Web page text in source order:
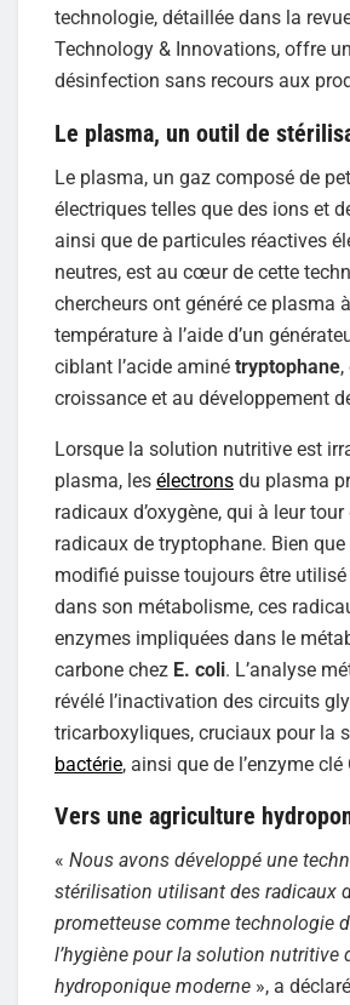
technologie, détaillée dans la
Technology & Innovations, offre
désinfection sans recours aux
Le plasma, un outil de
Le plasma, un gaz composé de
électriques telles que des ions et
ainsi que de particules réactives
neutres, est au cœur de cette
chercheurs ont généré ce plasma
température à l’aide d’un
ciblant l’acide aminé tryptophane
croissance et au développement
Lorsque la solution nutritive est
plasma, les électrons du plasma
radicaux d’oxygène, qui à leur
radicaux de tryptophane. Bien
modifié puisse toujours être
dans son métabolisme, ces
enzymes impliquées dans le
carbone chez E. coli. L’analyse
révélé l’inactivation des circuits
tricarboxyliques, cruciaux pour la
bactérie, ainsi que de l’enzyme clé
Vers une agriculture
« Nous avons développé une
stérilisation utilisant des radicaux
prometteuse comme technologie
l’hygiène pour la solution nutritive
hydroponique moderne », a